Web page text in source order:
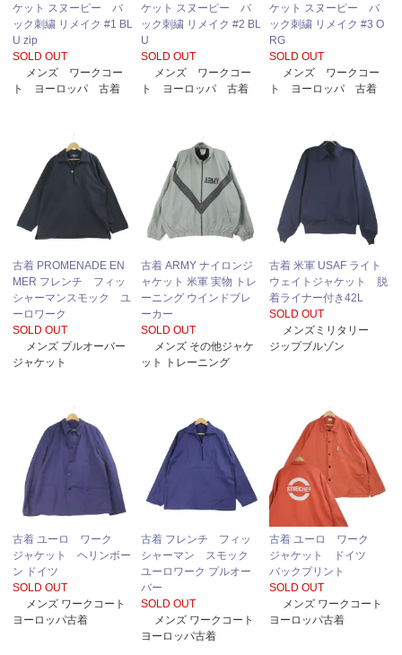
ケット スヌーピー バ
ック刺繍 リメイク #1 BL
U zip
SOLD OUT
メンズ ワークコー
ト ヨーロッパ 古着
ケット スヌーピー バ
ック刺繍 リメイク #2 BL
U
SOLD OUT
メンズ ワークコー
ト ヨーロッパ 古着
ケット スヌーピー バ
ック刺繍 リメイク #3 O
RG
SOLD OUT
メンズ ワークコー
ト ヨーロッパ 古着
古着 PROMENADE EN
MER フレンチ フィッ
シャーマンスモック ユ
ーロワーク
SOLD OUT
メンズ プルオーバー
ジャケット
古着 ARMY ナイロンジ
ャケット 米軍 実物 トレ
ーニング ウインドブレ
ーカー
SOLD OUT
メンズ その他ジャケ
ット トレーニング
古着 米軍 USAF ライト
ウェイトジャケット 脱
着ライナー付き42L
SOLD OUT
メンズミリタリー
ジップブルゾン
古着 ユーロ ワーク
ジャケット ヘリンボー
ン ドイツ
SOLD OUT
メンズ ワークコート
ヨーロッパ古着
古着 フレンチ フィッ
シャーマン スモック
ユーロワーク プルオー
バー
SOLD OUT
メンズ ワークコート
ヨーロッパ古着
古着 ユーロ ワーク
ジャケット ドイツ
バックプリント
SOLD OUT
メンズ ワークコート
ヨーロッパ古着